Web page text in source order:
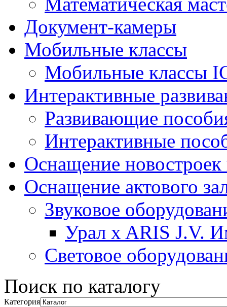
Документ-камеры
Мобильные классы
Мобильные классы
Интерактивные
Развивающие
Интерактивные
Оснащение новостроек
Оснащение актового
Звуковое
Урал x ARIS J.V.
Световое
Поиск по каталогу
Категория